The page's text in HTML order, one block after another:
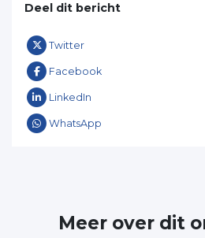
Deel dit bericht
Twitter
Facebook
LinkedIn
WhatsApp
Meer over dit